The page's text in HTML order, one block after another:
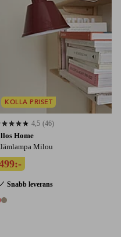
Home
Milou
Snabb leverans
baserat på 46 st betyg
4,5 (46)
KOLLA PRISET